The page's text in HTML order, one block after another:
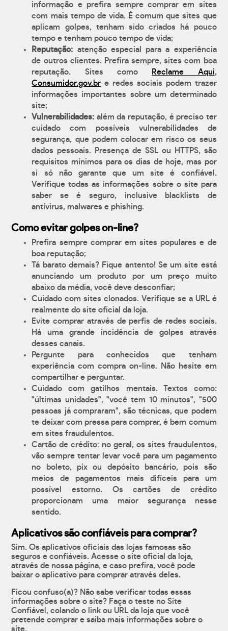
informação e prefira sempre comprar em sites
com mais tempo de vida. É comum que sites que
aplicam golpes, tenham sido criados há pouco
tempo e tenham pouco tempo de vida;
Reputação: atenção especial para a experiência
de outros clientes. Prefira sempre, sites com boa
reputação. Sites como
Reclame Aqui,
Consumidor.gov.br e redes sociais podem trazer
informações importantes sobre um determinado
site;
Vulnerabilidades: além da reputação, é preciso ter
cuidado com possíveis vulnerabilidades de
segurança, que podem colocar em risco os seus
dados pessoais. Presença de SSL ou HTTPS, são
requisitos mínimos para os dias de hoje, mas por
si só não garante que um site é confiável.
Verifique todas as informações sobre o site para
saber se é seguro, inclusive blacklists de
antívirus, malwares e phishing.
Como evitar golpes on-line?
Prefira sempre comprar em sites populares e de
boa reputação;
Tá barato demais? Fique antento! Se um site está
anunciando um produto por um preço muito
abaixo da média, você deve desconfiar;
Cuidado com sites clonados. Verifique se a URL é
realmente do site oficial da loja.
Evite comprar através de perfis de redes sociais.
Há uma grande incidência de golpes através
desses canais.
Pergunte para conhecidos que tenham
experiência com compra on-line. Não hesite em
compartilhar e perguntar.
Cuidado com gatilhos mentais. Textos como:
"últimas unidades", "você tem 10 minutos", "500
pessoas já compraram", são técnicas, que podem
te deixar com pressa para comprar, é bem comum
em sites fraudulentos.
Cartão de crédito: no geral, os sites fraudulentos,
vão sempre tentar levar você para um pagamento
no boleto, pix ou depósito bancário, pois são
meios de pagamentos mais difíceis para um
possível estorno. Os cartões de crédito
proporcionam uma maior segurança nesse
sentido.
Aplicativos são confiáveis para comprar?
Sim. Os aplicativos oficiais das lojas famosas são
seguros e confiáveis. Acesse o site oficial da loja,
através de nossa página, e caso prefira, você pode
baixar o aplicativo para comprar através deles.
Ficou confuso(a)? Não sabe verificar todas essas
informações sobre o site? Faça o teste no Site
Confiável, colando o link ou URL da loja que você
pretende comprar e saiba mais informações sobre o
site.